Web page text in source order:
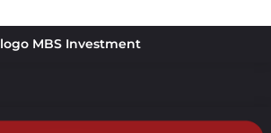
logo MBS Investment